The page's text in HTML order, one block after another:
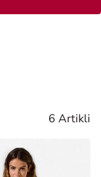
6 Artikli